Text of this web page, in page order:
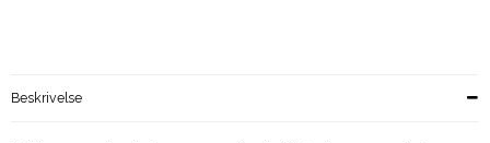
Beskrivelse